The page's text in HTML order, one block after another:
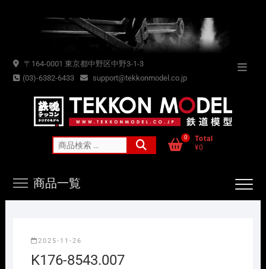
〒164-0001 東京都中野区中野3-1-3
(03)-6382-6433
support@tekkonmodel.co.jp
索
0
Total
¥0
商品一覧
2025-11-26
K176-8543.007